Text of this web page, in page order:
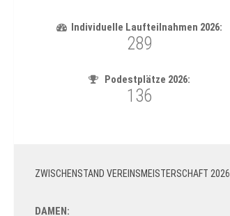
ZWISCHENSTAND VEREINSMEISTERSCHAFT 2026